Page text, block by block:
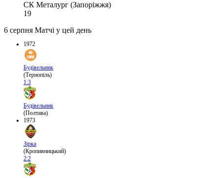
СК Металург (Запоріжжя)
19
6 серпня Матчі у цей день
1972
Будівельник
(Тернопіль)
1:3
Будівельник
(Полтава)
1973
Зірка
(Кропивницький)
2:2